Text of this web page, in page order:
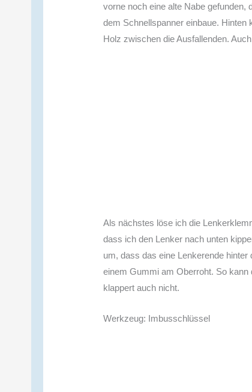
vorne noch eine alte Nabe gefunden,
dem Schnellspanner einbaue.
Holz zwischen die Ausfallenden.
Als nächstes löse ich die
dass ich den Lenker nach unten
um, dass das eine Lenkerende
einem Gummi am Oberroht. So kann
klappert auch nicht.
Werkzeug: Imbusschlüssel